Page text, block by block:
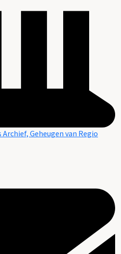
Geheugen van Regio